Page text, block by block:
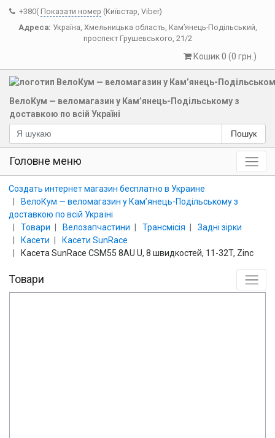
+380( Показати номер (Київстар, Viber)
Адреса: Україна, Хмельницька область, Кам’янець-Подільський,
проспект Грушевського, 21/2
Кошик 0 (0 грн.)
ВелоКум — веломагазин у Кам’янець-Подільському з
доставкою по всій Україні
Пошук
Головне меню
Создать интернет магазин бесплатно в Украине
ВелоКум — веломагазин у Кам’янець-Подільському з
доставкою по всій Україні
Товари
Велозапчастини Трансмісія
Задні зірки
Касети
Касети SunRace
Касета SunRace CSM55 8AU U, 8 швидкостей, 11-32T, Zinc
Товари